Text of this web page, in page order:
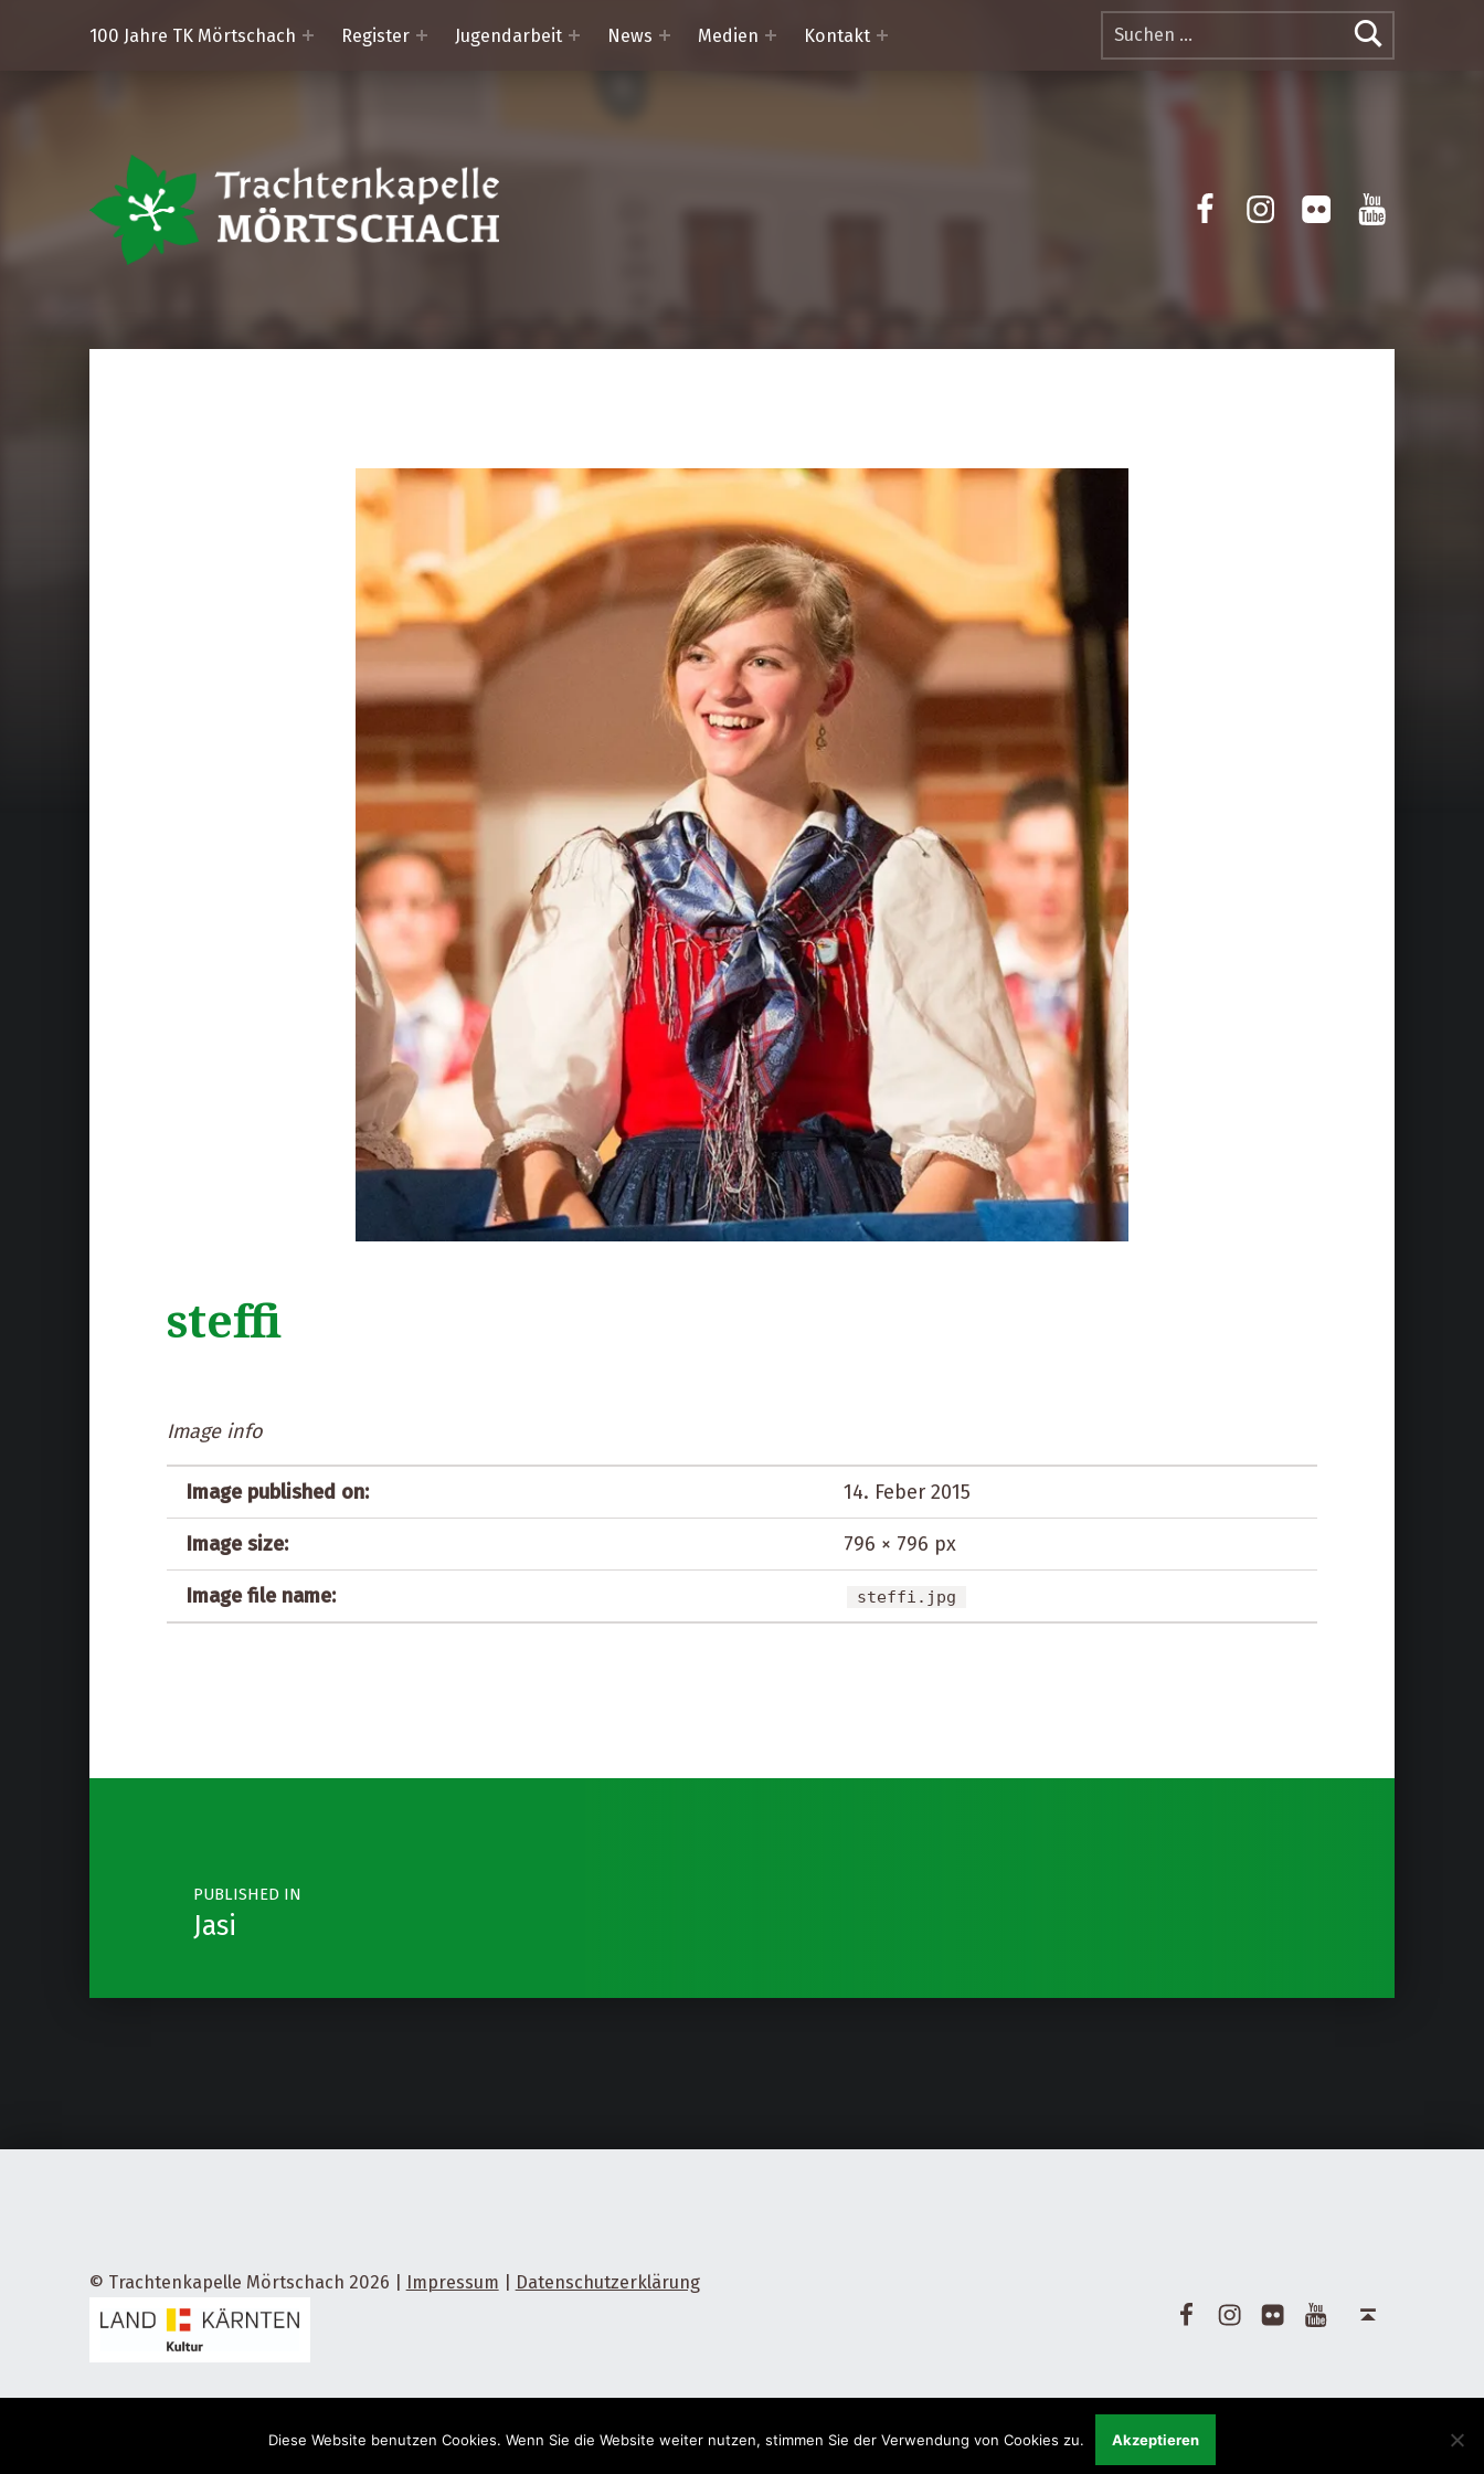
Suchen nach:
100 Jahre TK Mörtschach
Register Jugendarbeit News Medien Kontakt
FacebookInstagram
FlickrYotube
steffi
Image info
Image published on: 14. Feber 2015
Image size: 796 × 796 px
Image file name: steffi.jpg
Post navigation
PUBLISHED IN
Jasi
© Trachtenkapelle Mörtschach 2026 Impressum Datenschutzerklärung
Diese Website benutzen Cookies. Wenn Sie die Website weiter nutzen, stimmen Sie der Verwendung von Cookies zu. Akzeptieren